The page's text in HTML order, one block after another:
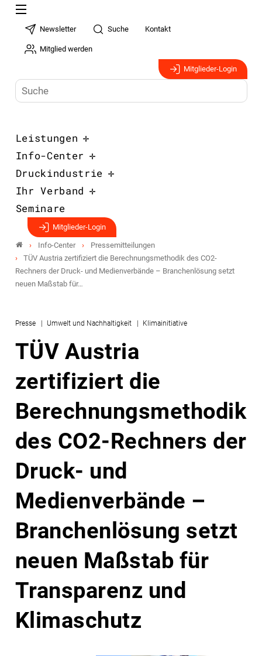
Newsletter Suche Kontakt
Mitglied werden
Mitglieder-Login
Leistungen
Info-Center
Druckindustrie
Ihr Verband
Seminare
Mitglieder-Login
Info-Center
Pressemitteilungen
TÜV Austria zertifiziert die Berechnungsmethodik des CO2-
Rechners der Druck- und Medienverbände – Branchenlösung setzt
neuen Maßstab für…
Presse Umwelt und Nachhaltigkeit Klimainitiative
TÜV Austria
zertifiziert die
Berechnungsmethodik
des CO2-Rechners der
Druck- und
Medienverbände –
Branchenlösung setzt
neuen Maßstab für
Transparenz und
Klimaschutz